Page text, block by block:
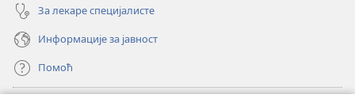
За лекаре специјалисте
Информације за јавност
Помоћ